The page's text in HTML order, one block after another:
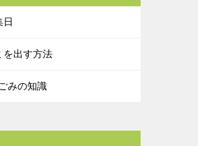
日
を出す方法
みの知識